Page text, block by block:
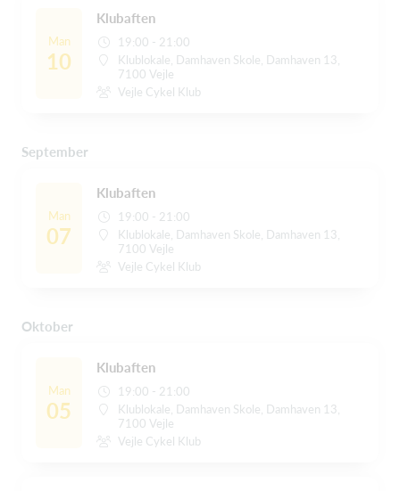
Man
10
Klubaften
19:00 - 21:00
Klublokale, Damhaven Skole, Damhaven 13,
7100 Vejle
Vejle Cykel Klub
September
Man
07
Klubaften
19:00 - 21:00
Klublokale, Damhaven Skole, Damhaven 13,
7100 Vejle
Vejle Cykel Klub
Oktober
Man
05
Klubaften
19:00 - 21:00
Klublokale, Damhaven Skole, Damhaven 13,
7100 Vejle
Vejle Cykel Klub